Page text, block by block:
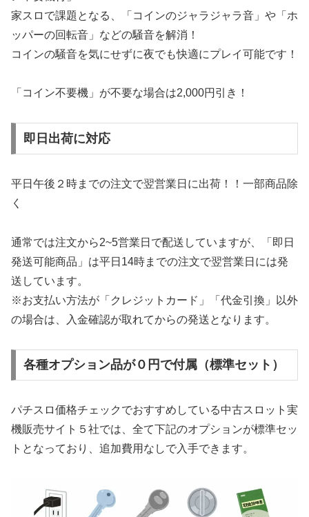
家スロで課題となる、「コインのジャラジャラ音」や「ホ
ッパーの回転音」などの騒音を解消！
コインの騒音を気にせずに夜でも快適にプレイ可能です！
「コイン不要機」が不要な場合は2,000円引き！
即日出荷に対応
平日午後２時までの注文で翌営業日に出荷！！一部商品除
く
通常では注文から2~5営業日で配送していますが、「即日
発送可能商品」は平日14時までの注文で翌営業日には発
送しています。
※お支払い方法が「クレジットカード」「代金引換」以外
の場合は、入金確認が取れてからの発送となります。
各種オプション品が０円で付属（標準セット）
パチスロ価格チェックでおすすめしている中古スロット実
機販売サイト５社では、全て下記のオプションが標準セッ
トとなっており、追加費用なしで入手できます。